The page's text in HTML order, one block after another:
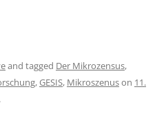
and tagged Der Mikrozensus,
,GESIS, Mikroszenuson 11.
.